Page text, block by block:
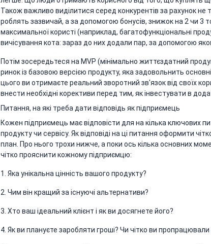
Також важливо виділитися серед конкурентів за рахунок не
роблять зазвичай, а за допомогою бонусів, знижок на 2 чи 3
максимальної користі (наприклад, багатофункціональні
вичісування кота: зараз до них додали пар, за допомогою
Потім зосередьтеся на MVP (мінімально життєздатний
ринок із базовою версією продукту, яка задовольнить основні
цього ви отримаєте реальний зворотний зв'язок від своїх
внести необхідні корективи перед тим, як інвестувати в
Питання, на які треба дати відповідь як підприємець
Кожен підприємець має відповісти для на кілька ключових
продукту чи сервісу. Як відповіді на ці питання оформити
план. Про нього трохи нижче, а поки ось кілька основних
чітко прояснити кожному підприємцю:
1. Яка унікальна цінність вашого продукту?
2. Чим він кращий за існуючі альтернативи?
3. Хто ваш ідеальний клієнт і як ви досягнете його?
4. Як ви плануєте заробляти гроші? Чи чітко ви